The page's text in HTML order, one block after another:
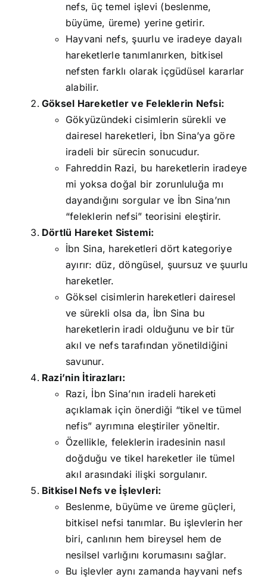
nefs, üç temel işlevi (beslenme,
büyüme, üreme) yerine getirir.
Hayvani nefs, şuurlu ve iradeye dayalı
hareketlerle tanımlanırken, bitkisel
nefsten farklı olarak içgüdüsel kararlar
alabilir.
Göksel Hareketler ve Feleklerin Nefsi:
Gökyüzündeki cisimlerin sürekli ve
dairesel hareketleri, İbn Sina’ya göre
iradeli bir sürecin sonucudur.
Fahreddin Razi, bu hareketlerin iradeye
mi yoksa doğal bir zorunluluğa mı
dayandığını sorgular ve İbn Sina’nın
“feleklerin nefsi” teorisini eleştirir.
Dörtlü Hareket Sistemi:
İbn Sina, hareketleri dört kategoriye
ayırır: düz, döngüsel, şuursuz ve şuurlu
hareketler.
Göksel cisimlerin hareketleri dairesel
ve sürekli olsa da, İbn Sina bu
hareketlerin iradi olduğunu ve bir tür
akıl ve nefs tarafından yönetildiğini
savunur.
Razi’nin İtirazları:
Razi, İbn Sina’nın iradeli hareketi
açıklamak için önerdiği “tikel ve tümel
nefis” ayrımına eleştiriler yöneltir.
Özellikle, feleklerin iradesinin nasıl
doğduğu ve tikel hareketler ile tümel
akıl arasındaki ilişki sorgulanır.
Bitkisel Nefs ve İşlevleri:
Beslenme, büyüme ve üreme güçleri,
bitkisel nefsi tanımlar. Bu işlevlerin her
biri, canlının hem bireysel hem de
nesilsel varlığını korumasını sağlar.
Bu işlevler aynı zamanda hayvani nefs